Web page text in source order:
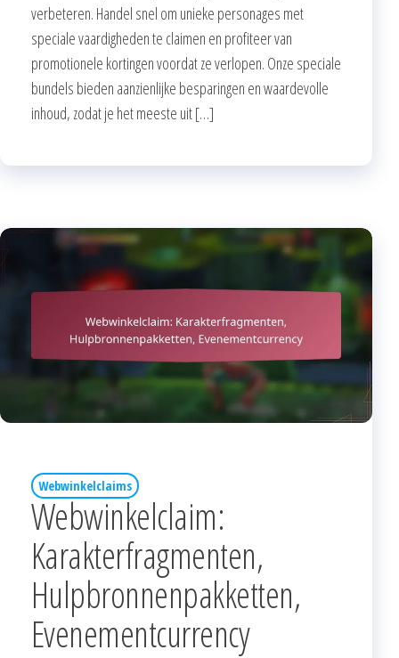
verbeteren. Handel snel om unieke personages met
speciale vaardigheden te claimen en profiteer van
promotionele kortingen voordat ze verlopen. Onze speciale
bundels bieden aanzienlijke besparingen en waardevolle
inhoud, zodat je het meeste uit […]
Webwinkelclaims
Webwinkelclaim:
Karakterfragmenten,
Hulpbronnenpakketten,
Evenementcurrency